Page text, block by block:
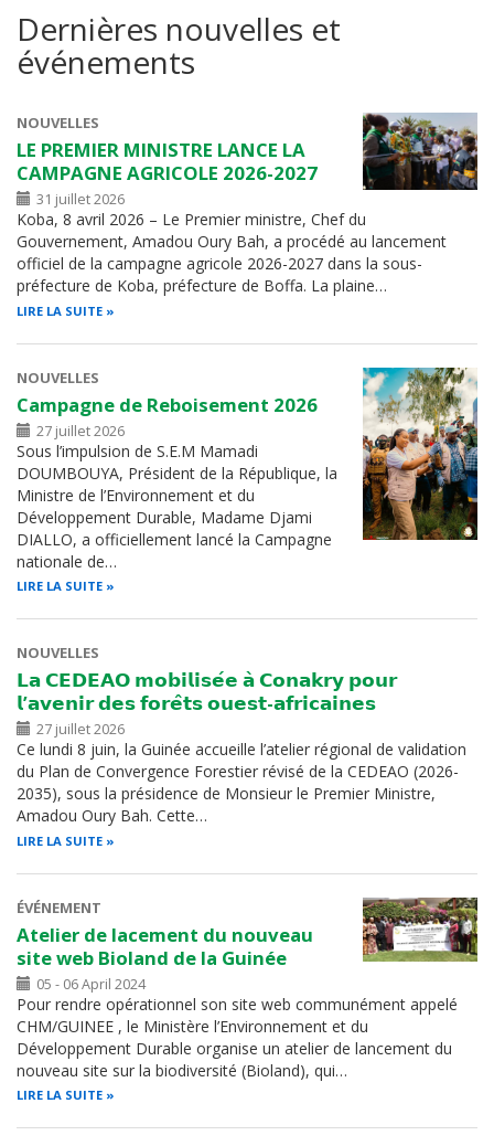
Dernières nouvelles et
événements
NOUVELLES
LE PREMIER MINISTRE LANCE LA
CAMPAGNE AGRICOLE 2026-2027
31 juillet 2026
Koba, 8 avril 2026 – Le Premier ministre, Chef du
Gouvernement, Amadou Oury Bah, a procédé au lancement
officiel de la campagne agricole 2026-2027 dans la sous-
préfecture de Koba, préfecture de Boffa. La plaine…
LIRE LA SUITE
NOUVELLES
Campagne de Reboisement 2026
27 juillet 2026
Sous l’impulsion de S.E.M Mamadi
DOUMBOUYA, Président de la République, la
Ministre de l’Environnement et du
Développement Durable, Madame Djami
DIALLO, a officiellement lancé la Campagne
nationale de…
LIRE LA SUITE
NOUVELLES
𝗟𝗮 𝗖𝗘𝗗𝗘𝗔𝗢 𝗺𝗼𝗯𝗶𝗹𝗶𝘀𝗲́𝗲 𝗮̀ 𝗖𝗼𝗻𝗮𝗸𝗿𝘆 𝗽𝗼𝘂𝗿
𝗹’𝗮𝘃𝗲𝗻𝗶𝗿 𝗱𝗲𝘀 𝗳𝗼𝗿𝗲̂𝘁𝘀 𝗼𝘂𝗲𝘀𝘁-𝗮𝗳𝗿𝗶𝗰𝗮𝗶𝗻𝗲𝘀
27 juillet 2026
Ce lundi 8 juin, la Guinée accueille l’atelier régional de validation
du Plan de Convergence Forestier révisé de la CEDEAO (2026-
2035), sous la présidence de Monsieur le Premier Ministre,
Amadou Oury Bah. Cette…
LIRE LA SUITE
ÉVÉNEMENT
Atelier de lacement du nouveau
site web Bioland de la Guinée
05 - 06 April 2024
Pour rendre opérationnel son site web communément appelé
CHM/GUINEE , le Ministère l’Environnement et du
Développement Durable organise un atelier de lancement du
nouveau site sur la biodiversité (Bioland), qui…
LIRE LA SUITE